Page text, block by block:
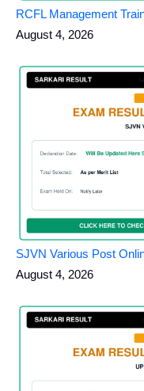
RCFL Management
August 4, 2026
SJVN Various Post
August 4, 2026